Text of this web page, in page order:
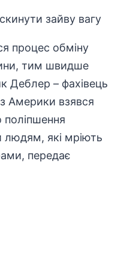
процес обміну
тим швидше
Деблер – фахівець
Америки взявся
поліпшення
людям, які мріють
передає